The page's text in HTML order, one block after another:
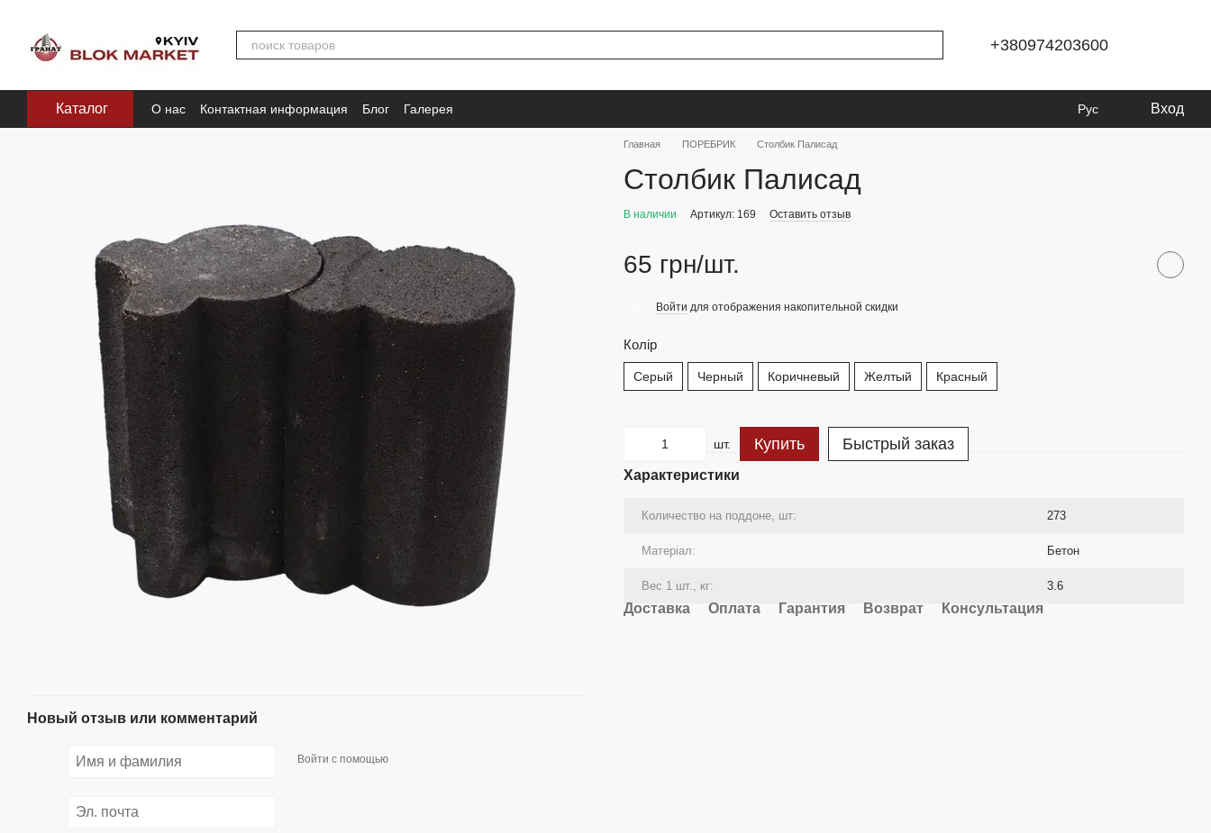
+380974203600
Каталог О нас Контактная информация Блог Галерея Рус Вход
Новый отзыв или комментарий
Войти с помощью
Главная ПОРЕБРИК Столбик Палисад
Столбик Палисад
В наличии Артикул: 169 Оставить отзыв
65 грн/шт.
Войти для отображения накопительной скидки
Колір
Серый Черный Коричневый Желтый Красный
шт. Купить Быстрый заказ
Характеристики
Количество на поддоне, шт: 273
Матеріал: Бетон
Вес 1 шт., кг: 3.6
Доставка Оплата Гарантия Возврат Консультация